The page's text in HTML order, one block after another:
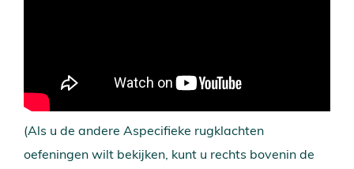
(Als u de andere Aspecifieke rugklachten
oefeningen wilt bekijken, kunt u rechts bovenin de